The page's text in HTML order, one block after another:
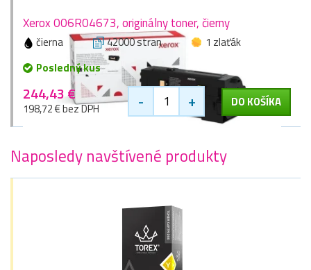
Xerox 006R04673, originálny toner, čierny
čierna 42000 stran
1 zlaťák
Posledný kus
244,43 €
198,72 € bez DPH - + DO KOŠÍKA
Naposledy navštívené produkty